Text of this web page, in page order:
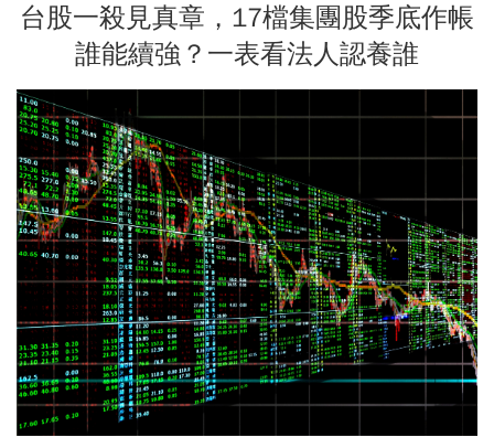
台股一殺見真章，17檔集團股季底作帳
誰能續強？一表看法人認養誰